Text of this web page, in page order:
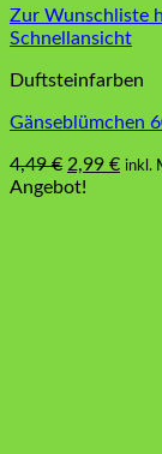
Zur Wunschliste
Schnellansicht
Duftsteinfarben
Gänseblümchen
4,49€
Preis
2,99 € inkl.
Angebot!